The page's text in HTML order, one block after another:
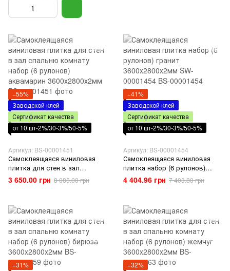
−55%
Заводской клей
Сертификат качества
от 10 шт-2%/30-3%/50-5%
Артикул: BS-00001451
Самоклеящаяся виниловая
плитка для стен в зал
спальню комнату набор (6
рулонов) аквамарин
3 650.00 грн 8 085.00 грн
−41%
Заводской клей
Сертификат качества
от 10 шт-2%/30-3%/50-5%
Артикул: BS-00001454
Самоклеящаяся виниловая
плитка набор (6 рулонов)
гранит 3600х2800х2мм SW-
00001454
4 404.96 грн 7 408.80 грн
−31% −32%